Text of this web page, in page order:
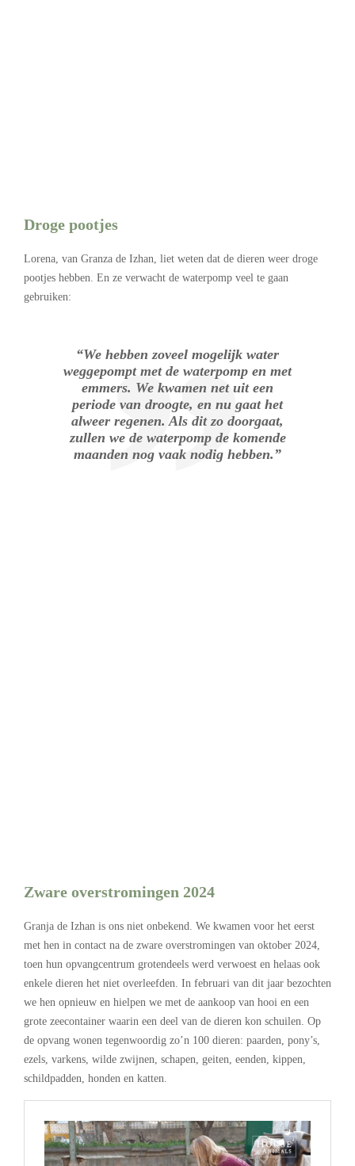
Droge pootjes
Lorena, van Granza de Izhan, liet weten dat de dieren weer droge
pootjes hebben. En ze verwacht de waterpomp veel te gaan
gebruiken:
“We hebben zoveel mogelijk water
weggepompt met de waterpomp en met
emmers. We kwamen net uit een
periode van droogte, en nu gaat het
alweer regenen. Als dit zo doorgaat,
zullen we de waterpomp de komende
maanden nog vaak nodig hebben.”
Zware overstromingen 2024
Granja de Izhan is ons niet onbekend. We kwamen voor het eerst
met hen in contact na de zware overstromingen van oktober 2024,
toen hun opvangcentrum grotendeels werd verwoest en helaas ook
enkele dieren het niet overleefden. In februari van dit jaar bezochten
we hen opnieuw en hielpen we met de aankoop van hooi en een
grote zeecontainer waarin een deel van de dieren kon schuilen. Op
de opvang wonen tegenwoordig zo’n 100 dieren: paarden, pony’s,
ezels, varkens, wilde zwijnen, schapen, geiten, eenden, kippen,
schildpadden, honden en katten.